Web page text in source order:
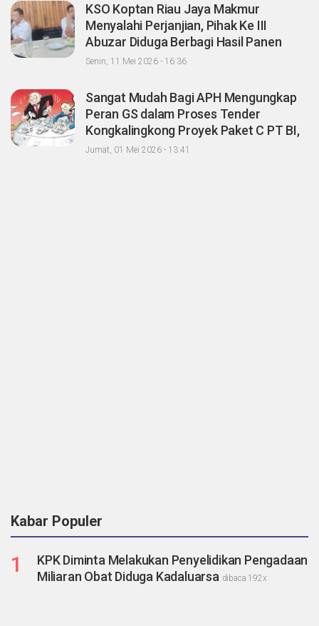
KSO Koptan Riau Jaya Makmur
Menyalahi Perjanjian, Pihak Ke III
Abuzar Diduga Berbagi Hasil Panen
Sawit dengan Oknum Agrinas
Senin, 11 Mei 2026 - 16:36
Sangat Mudah Bagi APH Mengungkap
Peran GS dalam Proses Tender
Kongkalingkong Proyek Paket C PT BI,
CERI; Tinggal Niatnya Aja?
Jumat, 01 Mei 2026 - 13:41
Kabar Populer
1
KPK Diminta Melakukan Penyelidikan Pengadaan
Miliaran Obat Diduga Kadaluarsa dibaca 192x